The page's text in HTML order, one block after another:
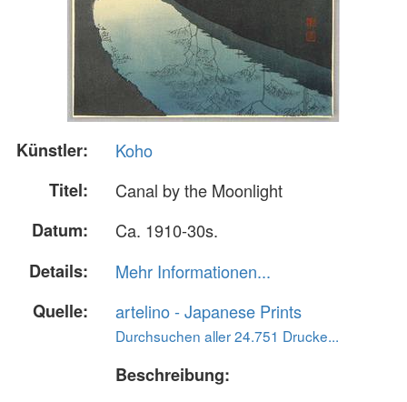
Künstler:
Koho
Titel:
Canal by the Moonlight
Datum:
Ca. 1910-30s.
Details:
Mehr Informationen...
Quelle:
artelino - Japanese Prints
Durchsuchen aller 24.751 Drucke...
Beschreibung: